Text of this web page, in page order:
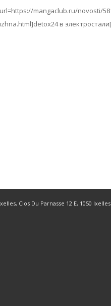
mangaclub.ru/novosti/
в
Clos Du Parnasse 12 E, 1050